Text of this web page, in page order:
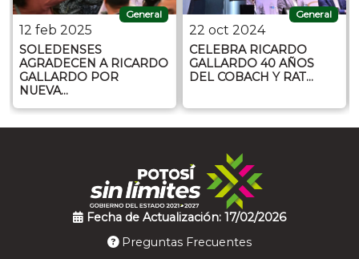
General
12 feb 2025
SOLEDENSES
AGRADECEN A RICARDO
GALLARDO POR
NUEVA…
General
22 oct 2024
CELEBRA RICARDO
GALLARDO 40 AÑOS
DEL COBACH Y RAT…
Fecha de Actualización: 17/02/2026
Preguntas Frecuentes